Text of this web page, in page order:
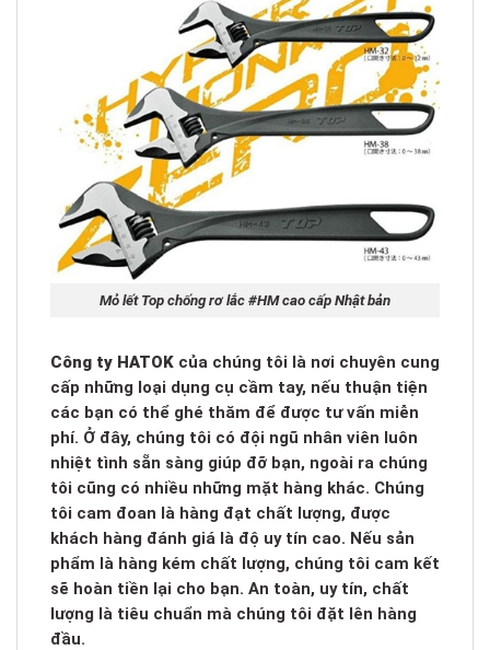
Mỏ lết Top chống rơ lắc #HM cao cấp Nhật bản
Công ty HATOK của chúng tôi là nơi chuyên cung
cấp những loại dụng cụ cầm tay, nếu thuận tiện
các bạn có thể ghé thăm để được tư vấn miễn
phí. Ở đây, chúng tôi có đội ngũ nhân viên luôn
nhiệt tình sẵn sàng giúp đỡ bạn, ngoài ra chúng
tôi cũng có nhiều những mặt hàng khác. Chúng
tôi cam đoan là hàng đạt chất lượng, được
khách hàng đánh giá là độ uy tín cao. Nếu sản
phẩm là hàng kém chất lượng, chúng tôi cam kết
sẽ hoàn tiền lại cho bạn. An toàn, uy tín, chất
lượng là tiêu chuẩn mà chúng tôi đặt lên hàng
đầu.